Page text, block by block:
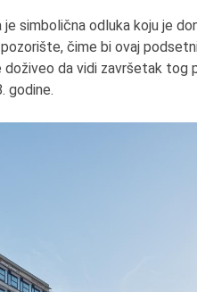
je simbolična odluka koju je
čime bi ovaj
doživeo da vidi završetak tog
godine.